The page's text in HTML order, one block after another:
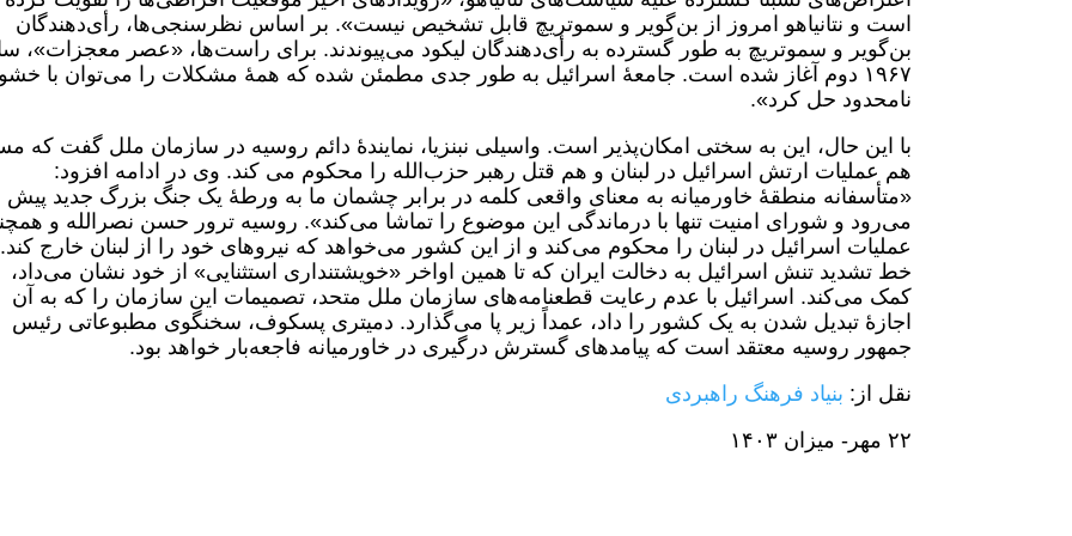
است و نتانیاهو امروز از بن‌گویر و سموتریچ قابل تشخیص نیست». بر اساس نظرسنجی‌ها، رأی‌دهندگان
بن‌گویر و سموتریچ به طور گسترده به رأی‌دهندگان لیکود می‌پیوندند. برای راست‌ها، «عصر معجزات»،
١٩۶٧ دوم آغاز شده است. جامعۀ اسرائیل به طور جدی مطمئن شده که همۀ مشکلات را می‌توان با
نامحدود حل کرد».
با این حال، این به سختی امکان‌پذیر است. واسیلی نبنزیا، نمایندۀ دائم روسیه در سازمان ملل گفت که
هم عملیات ارتش اسرائیل در لبنان و هم قتل رهبر حزب‌الله را محکوم می کند. وی در ادامه افزود:
«متأسفانه منطقۀ خاورمیانه به معنای واقعی کلمه در برابر چشمان ما به ورطۀ یک جنگ بزرگ جدید پیش
می‌رود و شورای امنیت تنها با درماندگی این موضوع را تماشا می‌کند». روسیه ترور حسن نصرالله و
عملیات اسرائیل در لبنان را محکوم می‌کند و از این کشور می‌خواهد که نیروهای خود را از لبنان خارج کند.
خط تشدید تنش اسرائیل به دخالت ایران که تا همین اواخر «خویشتنداری استثنایی» از خود نشان می‌داد،
کمک می‌کند. اسرائیل با عدم رعایت قطعنامه‌های سازمان ملل متحد، تصمیمات این سازمان را که به آن
اجازۀ تبدیل شدن به یک کشور را داد، عمداً زیر پا می‌گذارد. دمیتری پسکوف، سخنگوی مطبوعاتی رئیس
جمهور روسیه معتقد است که پیامدهای گسترش درگیری در خاورمیانه فاجعه‌بار خواهد بود.
نقل از: بنیاد فرهنگ راهبردی
٢٢ مهر- میزان ١۴٠٣